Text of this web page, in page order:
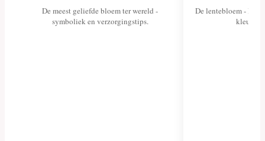
De meest geliefde bloem ter wereld -
symboliek en verzorgingstips.
De lentebloem - lees
kleuren